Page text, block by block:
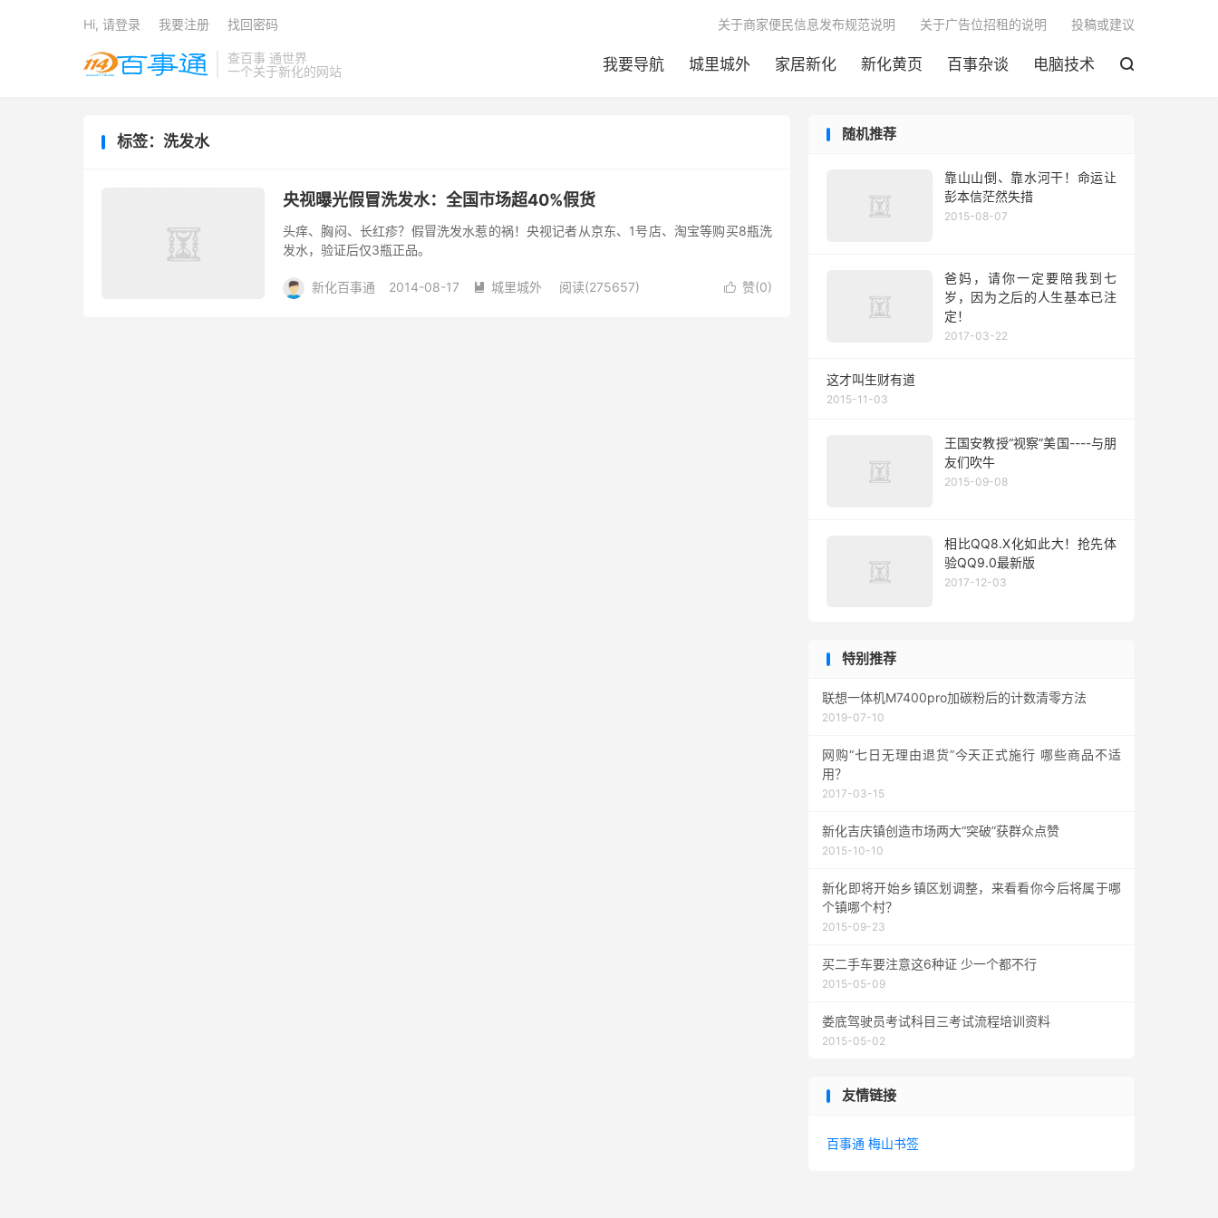
查百事 通世界
一个关于新化的网站
我要导航 城里城外 家居新化 新化黄页 百事杂谈 电脑技术 
关于商家便民信息发布规范说明 关于广告位招租的说明 投稿或建议
Hi, 请登录 我要注册 找回密码
标签：洗发水
央视曝光假冒洗发水：全国市场超40%假货
头痒、胸闷、长红疹？假冒洗发水惹的祸！央视记者从京东、1号店、淘宝等购买8瓶洗
发水，验证后仅3瓶正品。
 赞(0)
新化百事通 2014-08-17  城里城外 阅读(275657)
随机推荐
靠山山倒、靠水河干！命运让
彭本信茫然失措
2015-08-07
爸妈，请你一定要陪我到七
岁，因为之后的人生基本已注
定！
2017-03-22
这才叫生财有道
2015-11-03
王国安教授“视察”美国----与朋
友们吹牛
2015-09-08
相比QQ8.X化如此大！抢先体
验QQ9.0最新版
2017-12-03
特别推荐
联想一体机M7400pro加碳粉后的计数清零方法
2019-07-10
网购“七日无理由退货”今天正式施行 哪些商品不适
用？
2017-03-15
新化吉庆镇创造市场两大“突破”获群众点赞
2015-10-10
新化即将开始乡镇区划调整，来看看你今后将属于哪
个镇哪个村？
2015-09-23
买二手车要注意这6种证 少一个都不行
2015-05-09
娄底驾驶员考试科目三考试流程培训资料
2015-05-02
友情链接
百事通 梅山书签